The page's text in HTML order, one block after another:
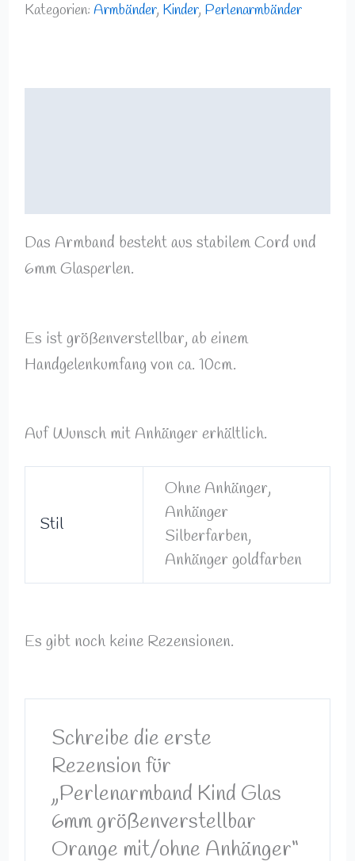
Kategorien: Armbänder, Kinder, Perlenarmbänder
Das Armband besteht aus stabilem Cord und
6mm Glasperlen.
Es ist größenverstellbar, ab einem
Handgelenkumfang von ca. 10cm.
Auf Wunsch mit Anhänger erhältlich.
Stil
Ohne Anhänger,
Anhänger
Silberfarben,
Anhänger goldfarben
Es gibt noch keine Rezensionen.
Schreibe die erste
Rezension für
„Perlenarmband Kind Glas
6mm größenverstellbar
Orange mit/ohne Anhänger“